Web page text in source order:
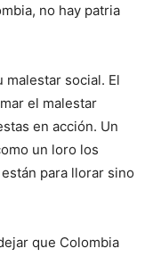
no hay patria
malestar social. El
el malestar
en acción. Un
un loro los
para llorar sino
que Colombia